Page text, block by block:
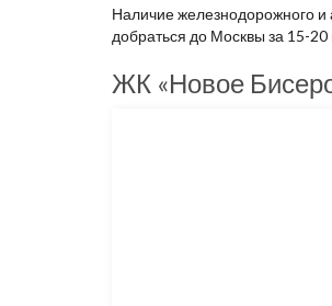
Наличие железнодорожного
добраться до Москвы за 15-20
ЖК «Новое